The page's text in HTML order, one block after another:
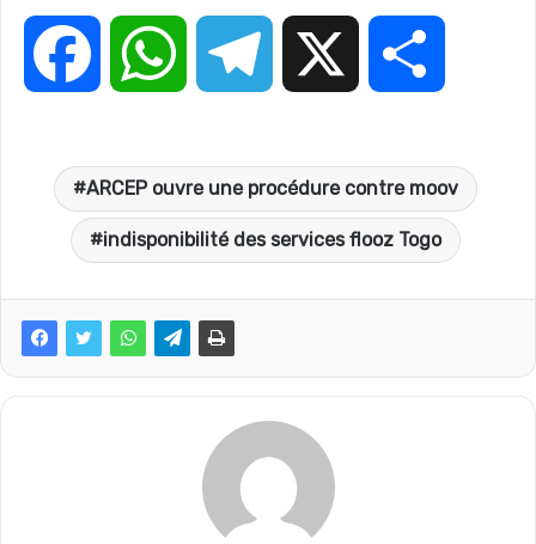
c
b
a
s
l
a
r
ARCEP ouvre une procédure contre moov
indisponibilité des services flooz Togo